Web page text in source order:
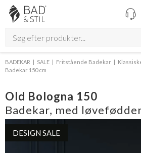
BADEKAR SALE Fritstående Badekar
Badekar 150 cm
Old Bologna 150
Badekar, med
DESIGN SALE